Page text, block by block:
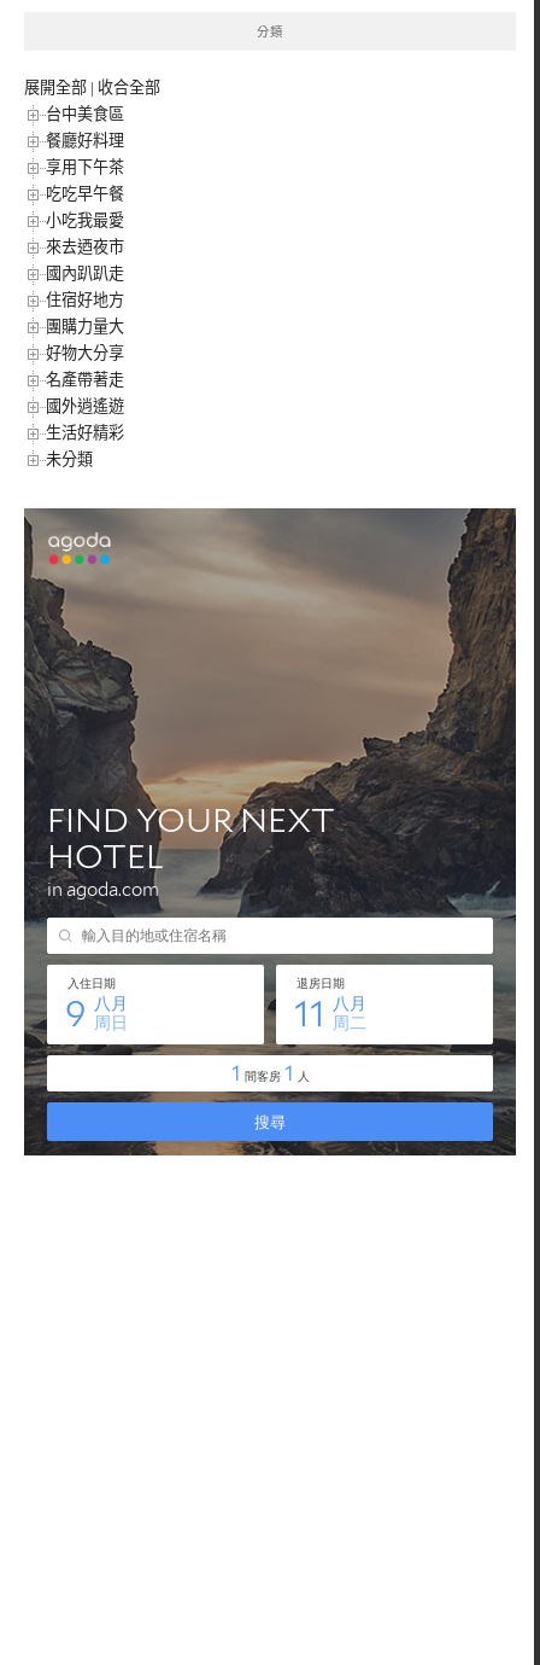
分類
展開全部 | 收合全部
台中美食區
餐廳好料理
享用下午茶
吃吃早午餐
小吃我最愛
來去迺夜市
國內趴趴走
住宿好地方
團購力量大
好物大分享
名產帶著走
國外逍遙遊
生活好精彩
未分類